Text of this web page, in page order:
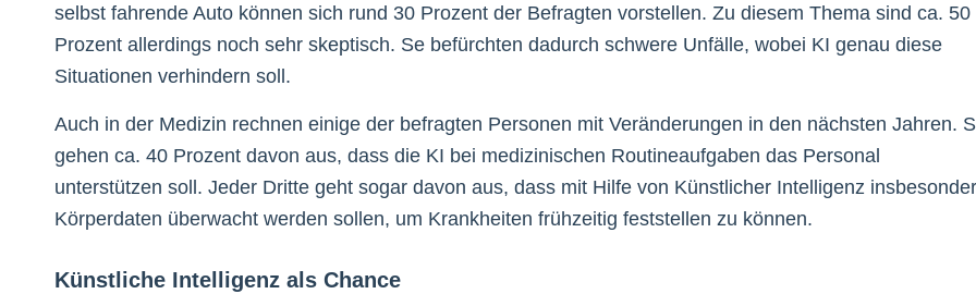
selbst fahrende Auto können sich rund 30 Prozent der Befragten vorstellen. Zu diesem Thema sind ca. 50
Prozent allerdings noch sehr skeptisch. Se befürchten dadurch schwere Unfälle, wobei KI genau diese
Situationen verhindern soll.
Auch in der Medizin rechnen einige der befragten Personen mit Veränderungen in den nächsten Jahren.
gehen ca. 40 Prozent davon aus, dass die KI bei medizinischen Routineaufgaben das Personal
unterstützen soll. Jeder Dritte geht sogar davon aus, dass mit Hilfe von Künstlicher Intelligenz
Körperdaten überwacht werden sollen, um Krankheiten frühzeitig feststellen zu können.
Künstliche Intelligenz als Chance